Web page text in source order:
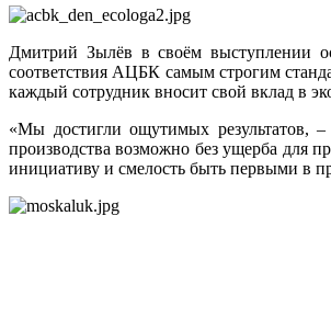
Дмитрий Зылёв в своём выступлении
соответствия АЦБК самым строгим
каждый сотрудник вносит свой вклад в
«Мы достигли ощутимых результатов,
производства возможно без ущерба для
инициативу и смелость быть первыми в